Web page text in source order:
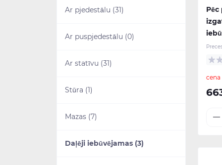
Izlietnes (15)
Maisītāji (11)
Mēbeles (22)
Tualetes podi (7)
Ar pjedestālu (31)
Ar puspjedestālu (0)
Ar statīvu (31)
Stūra (1)
Mazas (7)
Daļēji iebūvējamas (3)
cena